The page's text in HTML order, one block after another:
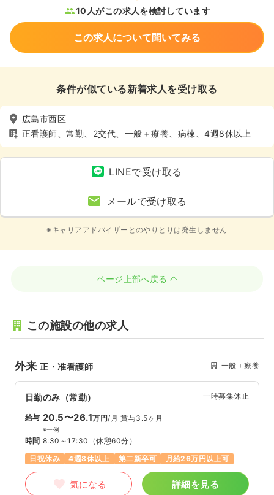
10人がこの求人を検討しています
この求人について聞いてみる
条件が似ている新着求人を受け取る
広島市西区
正看護師、常勤、2交代、一般＋療養、病棟、4週8休以上
LINEで受け取る
メールで受け取る
※キャリアアドバイザーとのやりとりは発生しません
ページ上部へ戻る
この施設の他の求人
外来正・准看護師 一般＋療養
日勤のみ（常勤） 一時募集休止
給与 20.5〜26.1万円/月 賞与3.5ヶ月
※一例
時間 8:30～17:30 （休憩60分）
日祝休み
4週8休以上 第二新卒可 月給26万円以上可
気になる 詳細を見る